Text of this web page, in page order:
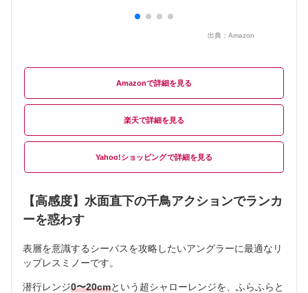
出典： Amazon
Amazon
楽天
Yahoo!ショッピング
【高感度】水面直下の千鳥アクションでランカ
ーを惑わす
表層を意識するシーバスを攻略したいアングラーに最適なリ
ップレスミノーです。
潜行レンジ0〜20cmという超シャローレンジを、ふらふらと